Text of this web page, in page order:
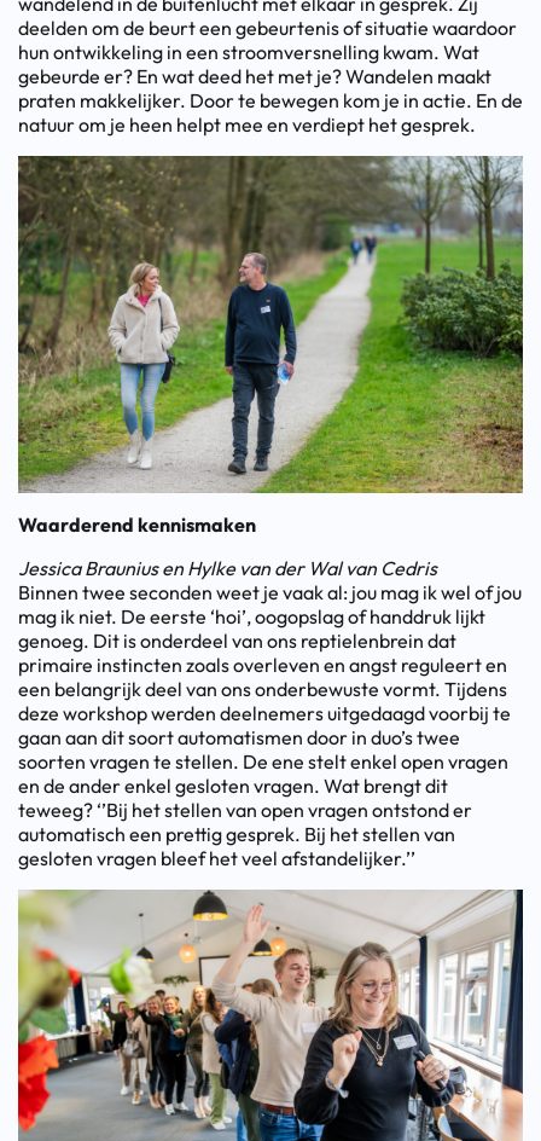
deelden om de beurt een gebeurtenis of situatie waardoor
hun ontwikkeling in een stroomversnelling kwam. Wat
gebeurde er? En wat deed het met je? Wandelen maakt
praten makkelijker. Door te bewegen kom je in actie. En de
natuur om je heen helpt mee en verdiept het gesprek.
Waarderend kennismaken
Jessica Braunius en Hylke van der Wal van Cedris
Binnen twee seconden weet je vaak al: jou mag ik wel of jou
mag ik niet. De eerste ‘hoi’, oogopslag of handdruk lijkt
genoeg. Dit is onderdeel van ons reptielenbrein dat
primaire instincten zoals overleven en angst reguleert en
een belangrijk deel van ons onderbewuste vormt. Tijdens
deze workshop werden deelnemers uitgedaagd voorbij te
gaan aan dit soort automatismen door in duo’s twee
soorten vragen te stellen. De ene stelt enkel open vragen
en de ander enkel gesloten vragen. Wat brengt dit
teweeg? ‘’Bij het stellen van open vragen ontstond er
automatisch een prettig gesprek. Bij het stellen van
gesloten vragen bleef het veel afstandelijker.’’